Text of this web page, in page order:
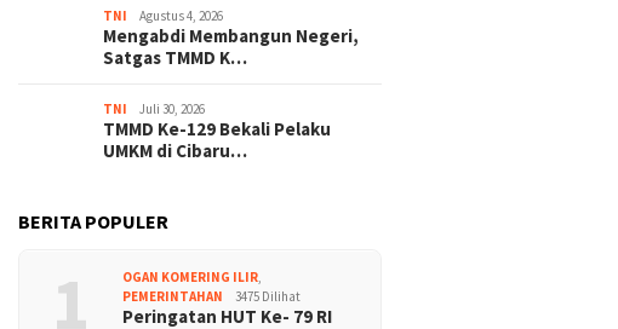
TNI Agustus 4, 2026
Mengabdi Membangun Negeri,
Satgas TMMD K…
TNI Juli 30, 2026
TMMD Ke-129 Bekali Pelaku
UMKM di Cibaru…
BERITA POPULER
1 OGAN KOMERING ILIR,
PEMERINTAHAN
3475 Dilihat
Peringatan HUT Ke- 79 RI